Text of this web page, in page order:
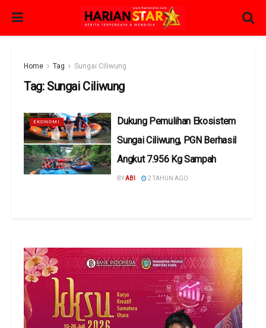
Home Tag Sungai Ciliwung
Tag: Sungai Ciliwung
EKONOMI
Dukung Pemulihan Ekosistem
Sungai Ciliwung, PGN Berhasil
Angkut 7.956 Kg Sampah
BYABI 2 TAHUN AGO